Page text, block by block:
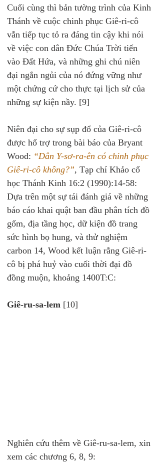
Cuối cùng thì bản tường trình của Kinh
Thánh về cuộc chinh phục Giê-ri-cô
vẫn tiếp tục tỏ ra đáng tin cậy khi nói
về việc con dân Đức Chúa Trời tiến
vào Đất Hứa, và những ghi chú niên
đại ngắn ngủi của nó đứng vững như
một chứng cứ cho thực tại lịch sử của
những sự kiện nầy. [9]
Niên đại cho sự sụp đổ của Giê-ri-cô
được hổ trợ trong bài báo của Bryant
Wood: “Dân Y-sơ-ra-ên có chinh phục
Giê-ri-cô không?”, Tạp chí Khảo cổ
học Thánh Kinh 16:2 (1990):14-58:
Dựa trên một sự tái đánh giá về những
báo cáo khai quật ban đầu phân tích đồ
gốm, địa tầng học, dữ kiện đồ trang
sức hình bọ hung, và thử nghiệm
carbon 14, Wood kết luận rằng Giê-ri-
cô bị phá huỷ vào cuối thời đại đồ
đồng muộn, khoảng 1400T:C:
Giê-ru-sa-lem [10]
Nghiên cứu thêm về Giê-ru-sa-lem, xin
xem các chương 6, 8, 9: